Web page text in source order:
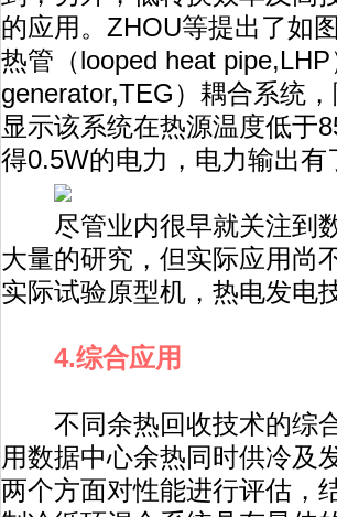
的应用。ZHOU等提出了如
热管（looped heat
generator,TEG）耦合系统
显示该系统在热源温度低于
得0.5W的电力，电力输出有
尽管业内很早就关注到数
大量的研究，但实际应用尚
实际试验原型机，热电发电
4.综合应用
不同余热回收技术的综合
用数据中心余热同时供冷及
两个方面对性能进行评估，